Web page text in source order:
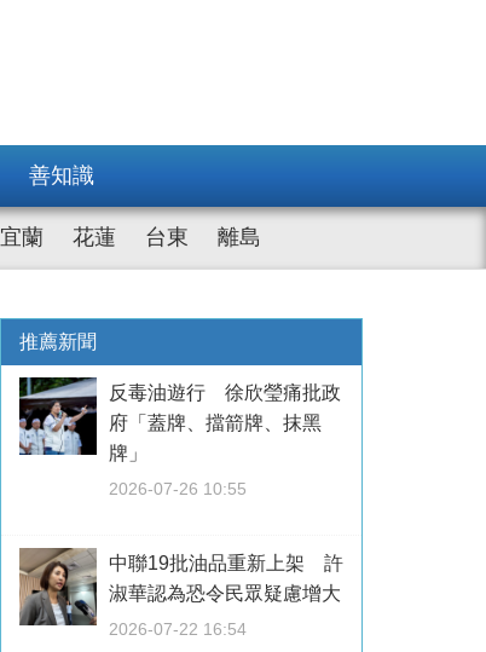
善知識
宜蘭 花蓮 台東 離島
推薦新聞
反毒油遊行 徐欣瑩痛批政
府「蓋牌、擋箭牌、抹黑
牌」
2026-07-26 10:55
中聯19批油品重新上架 許
淑華認為恐令民眾疑慮增大
2026-07-22 16:54